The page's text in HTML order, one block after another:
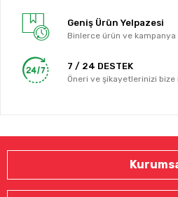
Geniş Ürün Yelpazesi
Binlerce ürün ve kampanya
7 / 24 DESTEK
Öneri ve şikayetlerinizi bize